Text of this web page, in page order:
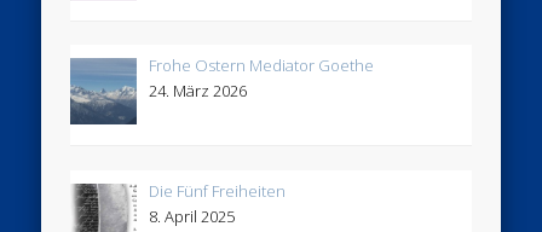
Frohe Ostern Mediator Goethe
24. März 2026
Die Fünf Freiheiten
8. April 2025